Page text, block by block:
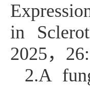
in
2025，
2.A